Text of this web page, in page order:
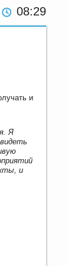
08:29
и
Я
и